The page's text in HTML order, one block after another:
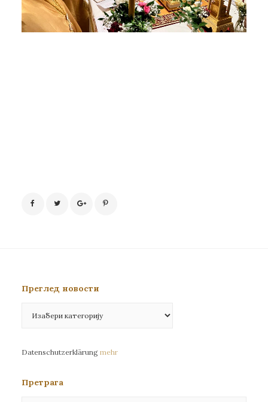
Преглед новости
новости
Datenschutzerklärung mehr
Претрага